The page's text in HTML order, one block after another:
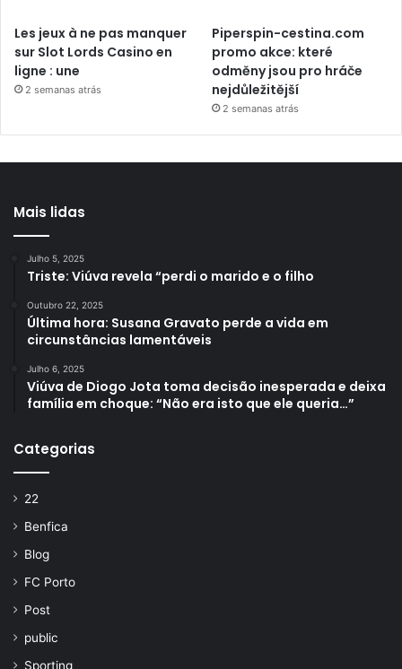
Les jeux à ne pas manquer
sur Slot Lords Casino en
ligne : une
2 semanas atrás
Piperspin-cestina.com
promo akce: které
odměny jsou pro hráče
nejdůležitější
2 semanas atrás
Mais lidas
Julho 5, 2025
Triste: Viúva revela “perdi o marido e o filho
Outubro 22, 2025
Última hora: Susana Gravato perde a vida em
circunstâncias lamentáveis
Julho 6, 2025
Viúva de Diogo Jota toma decisão inesperada e deixa
família em choque: “Não era isto que ele queria…”
Categorias
22
Benfica
Blog
FC Porto
Post
public
Sporting